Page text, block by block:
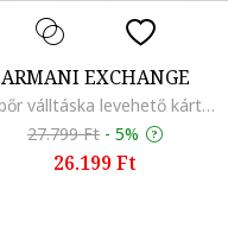
ARMANI EXCHANGE
Műbőr válltáska levehető kártyatartóval, Indigókék
27.799 Ft - 5%
26.199 Ft